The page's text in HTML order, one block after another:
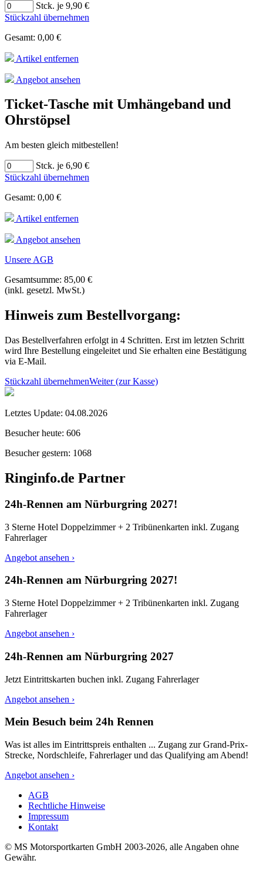
Stck. je 9,90 €
Stückzahl übernehmen
Gesamt: 0,00 €
Artikel entfernen
Angebot ansehen
Ticket-Tasche mit Umhängeband und
Ohrstöpsel
Am besten gleich mitbestellen!
Stck. je 6,90 €
Stückzahl übernehmen
Gesamt: 0,00 €
Artikel entfernen
Angebot ansehen
Unsere AGB
Gesamtsumme: 85,00 €
(inkl. gesetzl. MwSt.)
Hinweis zum Bestellvorgang:
Das Bestellverfahren erfolgt in 4 Schritten. Erst im letzten Schritt
wird Ihre Bestellung eingeleitet und Sie erhalten eine Bestätigung
via E-Mail.
Stückzahl übernehmenWeiter (zur Kasse)
Letztes Update: 04.08.2026
Besucher heute: 606
Besucher gestern: 1068
Ringinfo.de Partner
24h-Rennen am Nürburgring 2027!
3 Sterne Hotel Doppelzimmer + 2 Tribünenkarten inkl. Zugang
Fahrerlager
Angebot ansehen ›
24h-Rennen am Nürburgring 2027!
3 Sterne Hotel Doppelzimmer + 2 Tribünenkarten inkl. Zugang
Fahrerlager
Angebot ansehen ›
24h-Rennen am Nürburgring 2027
Jetzt Eintrittskarten buchen inkl. Zugang Fahrerlager
Angebot ansehen ›
Mein Besuch beim 24h Rennen
Was ist alles im Eintrittspreis enthalten ... Zugang zur Grand-Prix-
Strecke, Nordschleife, Fahrerlager und das Qualifying am Abend!
Angebot ansehen ›
AGB
Rechtliche Hinweise
Impressum
Kontakt
© MS Motorsportkarten GmbH 2003-2026, alle Angaben ohne
Gewähr.